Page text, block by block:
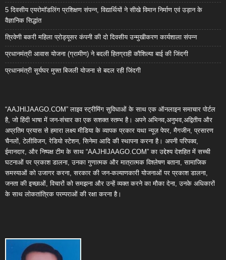
5 दिवसीय एयरोमॉडलिंग प्रशिक्षण संपन्न, विद्यार्थियों ने सीखे विमान निर्माण एवं उड़ान के
वैज्ञानिक सिद्धांत
त्रिवेणी बकरी महिला प्रोड्यूसर कंपनी की दो दिवसीय उन्मुखीकरण कार्यशाला संपन्न
प्रधानमंत्री आवास योजना (ग्रामीण) ने बदली हितग्राही कौशिल्या बाई की जिंदगी
प्रधानमंत्री सूर्यघर मुफ्त बिजली योजना से बदल रही जिंदगी
“AAJHIJAAGO.COM” लाइव स्ट्रीमिंग सुविधाओं के साथ एक ऑनलाइन समाचार पोर्टल
है, जो हिंदी भाषा में जन-संचार का एक सशक्त स्तम्भ है। अपने अभिनव,अनुभव,अद्वितीय और
अप्रतिम प्रयास से हमारा लक्ष्य मीडिया के व्यापक प्रकार यथा न्यूज़ पेपर, मैगजीन, प्रसारण
चैनलों, टेलीविजन, रेडियो स्टेशन, सिनेमा आदि की स्थापना करना है। अपनी परिपक्व,
ईमानदार, और निष्पक्ष टीम के साथ “AAJHIJAAGO.COM” का उद्देश्य देशहित में सच्ची
घटनाओं पर प्रकाश डालना, उनका गुणात्मक और मात्रात्मक विश्लेषण बताना, सामाजिक
समस्याओं को उजागर करना, सरकार की जन-कल्याणकारी योजनाओं पर प्रकाश डालना,
जनता की इच्छाओं, विचारों को समझना और उन्हें व्यक्त करने का मौका देना, उनके अधिकारों
के साथ लोकतांत्रिक परम्पराओं की रक्षा करना है।